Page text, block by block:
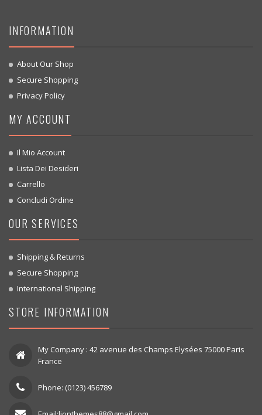
INFORMATION
About Our Shop
Secure Shopping
Privacy Policy
MY ACCOUNT
Il Mio Account
Lista Dei Desideri
Carrello
Concludi Ordine
OUR SERVICES
Shipping & Returns
Secure Shopping
International Shipping
STORE INFORMATION
My Company : 42 avenue des Champs Elysées 75000 Paris
France
Phone: (0123) 456789